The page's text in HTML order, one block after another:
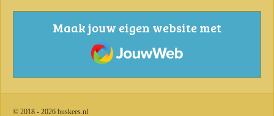
Maak jouw eigen website met
JouwWeb
© 2018 - 2026 buskees.nl